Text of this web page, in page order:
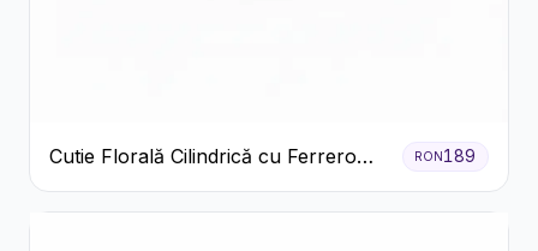
Cutie Florală Cilindrică cu Ferrero
Rocher și Trandafiri Pastel
RON189